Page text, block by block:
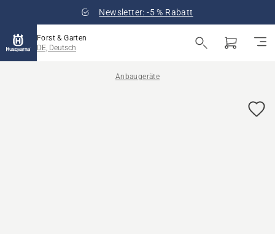
Newsletter: -5 % Rabatt
Forst & Garten
DE, Deutsch
Anbaugeräte